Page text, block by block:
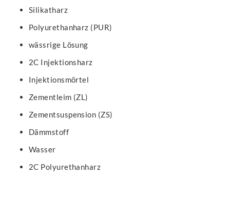
Silikatharz
Polyurethanharz (PUR)
wässrige Lösung
2C Injektionsharz
Injektionsmörtel
Zementleim (ZL)
Zementsuspension (ZS)
Dämmstoff
Wasser
2C Polyurethanharz